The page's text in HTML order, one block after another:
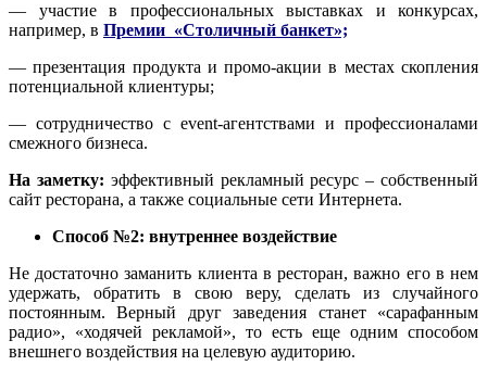
— участие в профессиональных выставках и конкурсах,
например, в Премии «Столичный банкет»;
— презентация продукта и промо-акции в местах скопления
потенциальной клиентуры;
— сотрудничество с event-агентствами и профессионалами
смежного бизнеса.
На заметку: эффективный рекламный ресурс – собственный
сайт ресторана, а также социальные сети Интернета.
Способ №2: внутреннее воздействие
Не достаточно заманить клиента в ресторан, важно его в нем
удержать, обратить в свою веру, сделать из случайного
постоянным. Верный друг заведения станет «сарафанным
радио», «ходячей рекламой», то есть еще одним способом
внешнего воздействия на целевую аудиторию.